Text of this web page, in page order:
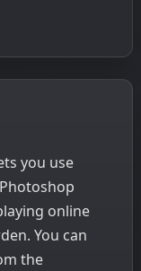
you use
online
You can
the